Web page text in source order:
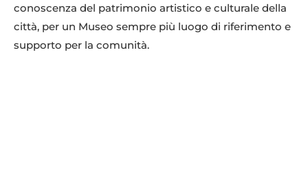
conoscenza del patrimonio artistico e culturale della
città, per un Museo sempre più luogo di riferimento e
supporto per la comunità.